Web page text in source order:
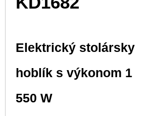
Elektrický stolársky
hoblík s výkonom 1
550 W